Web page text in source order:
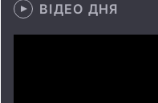
ВІДЕО ДНЯ